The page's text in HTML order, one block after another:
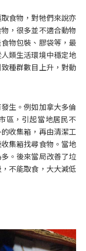
食物，對牠們來說亦
，很多並不適合動物
物包裝、膠袋等，最
類生活環境中穩定地
種群數目上升，對動
生。例如加拿大多倫
區，引起當地居民不
收集箱，再由清潔工
集箱找尋食物。當地
。後來當局改善了垃
不能取食，大大減低